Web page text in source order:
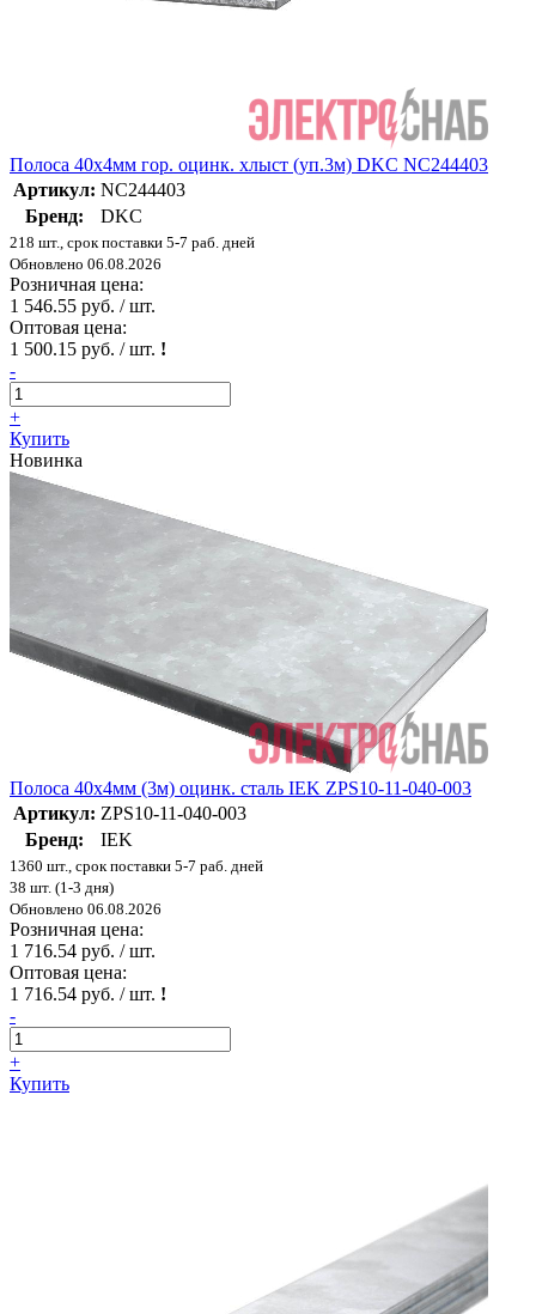
Полоса 40х4мм гор. оцинк. хлыст (уп.3м) DKC NC244403
Артикул: NC244403
Бренд:
DKC
218 шт., срок поставки 5-7 раб. дней
Обновлено 06.08.2026
Розничная цена:
1 546.55 руб. / шт.
Оптовая цена:
1 500.15 руб. / шт. !
-
+
Купить
Новинка
Полоса 40х4мм (3м) оцинк. сталь IEK ZPS10-11-040-003
Артикул: ZPS10-11-040-003
Бренд:
IEK
1360 шт., срок поставки 5-7 раб. дней
38 шт. (1-3 дня)
Обновлено 06.08.2026
Розничная цена:
1 716.54 руб. / шт.
Оптовая цена:
1 716.54 руб. / шт. !
-
+
Купить